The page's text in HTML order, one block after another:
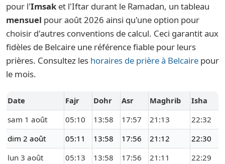
pour l'Imsak et l'Iftar durant le Ramadan, un tableau
mensuel pour août 2026 ainsi qu'une option pour
choisir d'autres conventions de calcul. Ceci garantit aux
fidèles de Belcaire une référence fiable pour leurs
prières. Consultez les horaires de prière à Belcaire pour
le mois.
Date Fajr Dohr Asr Maghrib
Isha
sam 1 août
05:10 13:58 17:57 21:13
22:32
dim 2 août
05:11 13:58 17:56 21:12
22:30
lun 3 août
05:13 13:58 17:56 21:11 22:29